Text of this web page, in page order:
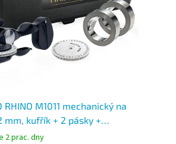
M1011 mechanický na
mm, kufřík + 2 pásky +
2 prac. dny